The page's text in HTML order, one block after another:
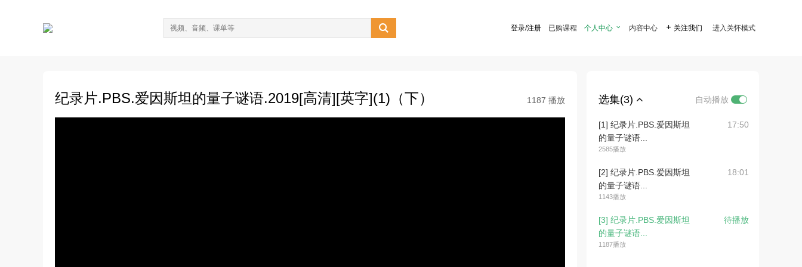
 登录/注册 已购课程 个人中心  内容中心  关注我们 进入关怀模式
纪录片.PBS.爱因斯坦的量子谜语.2019[高清][英字](1)（下） 1187 播放 选集(3) 自动播放
[1] 纪录片.PBS.爱因斯坦
的量子谜语...
2585播放
17:50
[2] 纪录片.PBS.爱因斯坦
的量子谜语...
1143播放
18:01
[3] 纪录片.PBS.爱因斯坦
的量子谜语...
1187播放
待播放